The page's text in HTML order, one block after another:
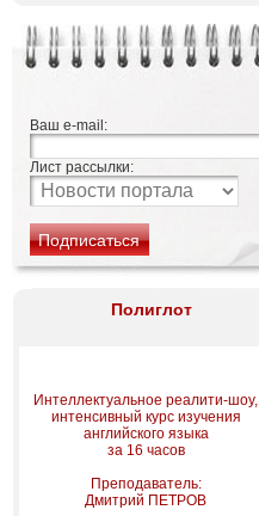
Ваш e-mail:
Лист рассылки:
Полиглот
Интеллектуальное реалити-шоу,
интенсивный курс изучения
английского языка
за 16 часов
Преподаватель:
Дмитрий ПЕТРОВ